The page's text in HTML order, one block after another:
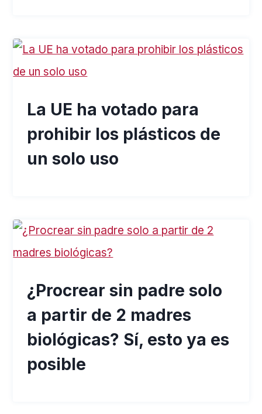
La UE ha votado para
prohibir los plásticos de
un solo uso
¿Procrear sin padre solo
a partir de 2 madres
biológicas? Sí, esto ya es
posible